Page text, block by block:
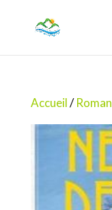
Accueil/Roman